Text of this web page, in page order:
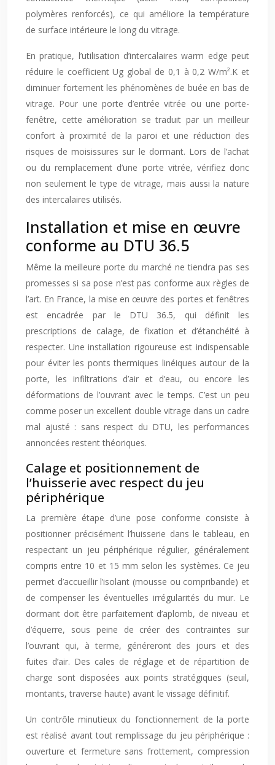
polymères renforcés), ce qui améliore la température
de surface intérieure le long du vitrage.
En pratique, l’utilisation d’intercalaires warm edge peut
réduire le coefficient Ug global de 0,1 à 0,2 W/m².K et
diminuer fortement les phénomènes de buée en bas de
vitrage. Pour une porte d’entrée vitrée ou une porte-
fenêtre, cette amélioration se traduit par un meilleur
confort à proximité de la paroi et une réduction des
risques de moisissures sur le dormant. Lors de l’achat
ou du remplacement d’une porte vitrée, vérifiez donc
non seulement le type de vitrage, mais aussi la nature
des intercalaires utilisés.
Installation et mise en œuvre
conforme au DTU 36.5
Même la meilleure porte du marché ne tiendra pas ses
promesses si sa pose n’est pas conforme aux règles de
l’art. En France, la mise en œuvre des portes et fenêtres
est encadrée par le DTU 36.5, qui définit les
prescriptions de calage, de fixation et d’étanchéité à
respecter. Une installation rigoureuse est indispensable
pour éviter les ponts thermiques linéiques autour de la
porte, les infiltrations d’air et d’eau, ou encore les
déformations de l’ouvrant avec le temps. C’est un peu
comme poser un excellent double vitrage dans un cadre
mal ajusté : sans respect du DTU, les performances
annoncées restent théoriques.
Calage et positionnement de
l’huisserie avec respect du jeu
périphérique
La première étape d’une pose conforme consiste à
positionner précisément l’huisserie dans le tableau, en
respectant un jeu périphérique régulier, généralement
compris entre 10 et 15 mm selon les systèmes. Ce jeu
permet d’accueillir l’isolant (mousse ou compribande) et
de compenser les éventuelles irrégularités du mur. Le
dormant doit être parfaitement d’aplomb, de niveau et
d’équerre, sous peine de créer des contraintes sur
l’ouvrant qui, à terme, généreront des jours et des
fuites d’air. Des cales de réglage et de répartition de
charge sont disposées aux points stratégiques (seuil,
montants, traverse haute) avant le vissage définitif.
Un contrôle minutieux du fonctionnement de la porte
est réalisé avant tout remplissage du jeu périphérique :
ouverture et fermeture sans frottement, compression